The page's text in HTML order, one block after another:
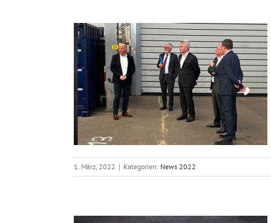
1. März, 2022 | Kategorien: News 2022